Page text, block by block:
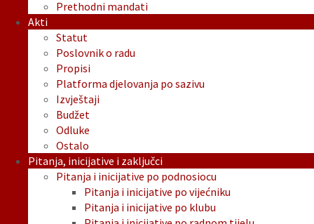
Prethodni mandati
Akti
Statut
Poslovnik o radu
Propisi
Platforma djelovanja po sazivu
Izvještaji
Budžet
Odluke
Ostalo
Pitanja, inicijative i zaključci
Pitanja i inicijative po podnosiocu
Pitanja i inicijative po vijećniku
Pitanja i inicijative po klubu